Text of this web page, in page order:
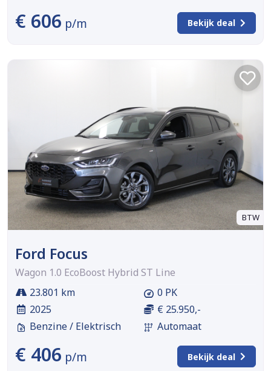
€ 606 p/m Bekijk deal
BTW
Ford Focus
Wagon 1.0 EcoBoost Hybrid ST Line
23.801 km
2025
Benzine / Elektrisch
0 PK
€ 25.950,-
Automaat
€ 406 p/m Bekijk deal